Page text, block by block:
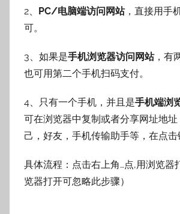
2、 PC/电脑端访问网站，直接用手
可。
3、如果是手机浏览器访问网站，有
也可用第二个手机扫码支付。
4、只有一个手机，并且是手机端浏
可在浏览器中复制或者分享网址地
己，好友，手机传输助手等，在点击
具体流程：点击右上角…点,用浏览器
览器打开可忽略此步骤）